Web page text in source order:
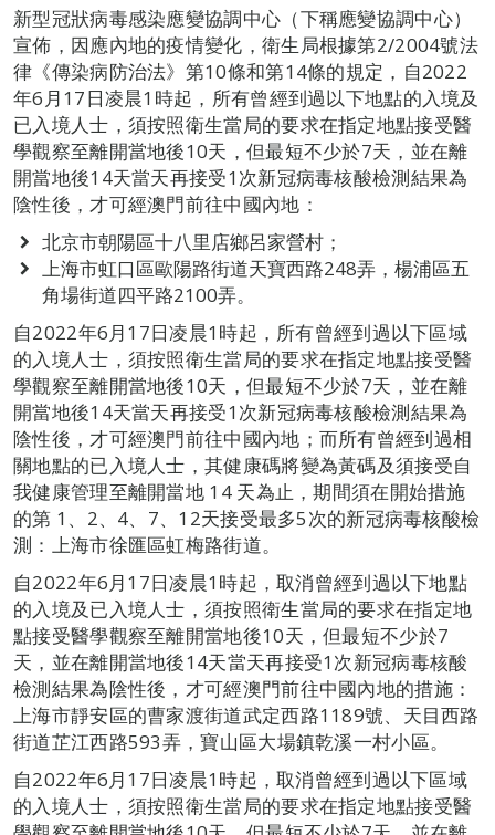
新型冠狀病毒感染應變協調中心（下稱應變協調中心）
宣佈，因應內地的疫情變化，衛生局根據第2/2004號法
律《傳染病防治法》第10條和第14條的規定，自2022
年6月17日凌晨1時起，所有曾經到過以下地點的入境及
已入境人士，須按照衛生當局的要求在指定地點接受醫
學觀察至離開當地後10天，但最短不少於7天，並在離
開當地後14天當天再接受1次新冠病毒核酸檢測結果為
陰性後，才可經澳門前往中國內地：
北京市朝陽區十八里店鄉呂家營村；
上海市虹口區歐陽路街道天寶西路248弄，楊浦區五
角場街道四平路2100弄。
自2022年6月17日凌晨1時起，所有曾經到過以下區域
的入境人士，須按照衛生當局的要求在指定地點接受醫
學觀察至離開當地後10天，但最短不少於7天，並在離
開當地後14天當天再接受1次新冠病毒核酸檢測結果為
陰性後，才可經澳門前往中國內地；而所有曾經到過相
關地點的已入境人士，其健康碼將變為黃碼及須接受自
我健康管理至離開當地 14 天為止，期間須在開始措施
的第 1、2、4、7、12天接受最多5次的新冠病毒核酸檢
測：上海市徐匯區虹梅路街道。
自2022年6月17日凌晨1時起，取消曾經到過以下地點
的入境及已入境人士，須按照衛生當局的要求在指定地
點接受醫學觀察至離開當地後10天，但最短不少於7
天，並在離開當地後14天當天再接受1次新冠病毒核酸
檢測結果為陰性後，才可經澳門前往中國內地的措施：
上海市靜安區的曹家渡街道武定西路1189號、天目西路
街道芷江西路593弄，寶山區大場鎮乾溪一村小區。
自2022年6月17日凌晨1時起，取消曾經到過以下區域
的入境人士，須按照衛生當局的要求在指定地點接受醫